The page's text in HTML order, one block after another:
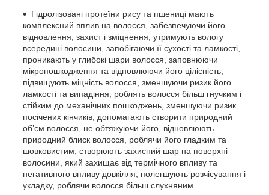
Гідролізовані протеїни рису та пшениці мають
комплексний вплив на волосся, забезпечуючи його
відновлення, захист і зміцнення, утримують вологу
всередині волосини, запобігаючи її сухості та ламкості,
проникають у глибокі шари волосся, заповнюючи
мікропошкодження та відновлюючи його цілісність,
підвищують міцність волосся, зменшуючи ризик його
ламкості та випадіння, роблять волосся більш гнучким і
стійким до механічних пошкоджень, зменшуючи ризик
посічених кінчиків, допомагають створити природний
об’єм волосся, не обтяжуючи його, відновлюють
природний блиск волосся, роблячи його гладким та
шовковистим, створюють захисний шар на поверхні
волосини, який захищає від термічного впливу та
негативного впливу довкілля, полегшують розчісування і
укладку, роблячи волосся більш слухняним.